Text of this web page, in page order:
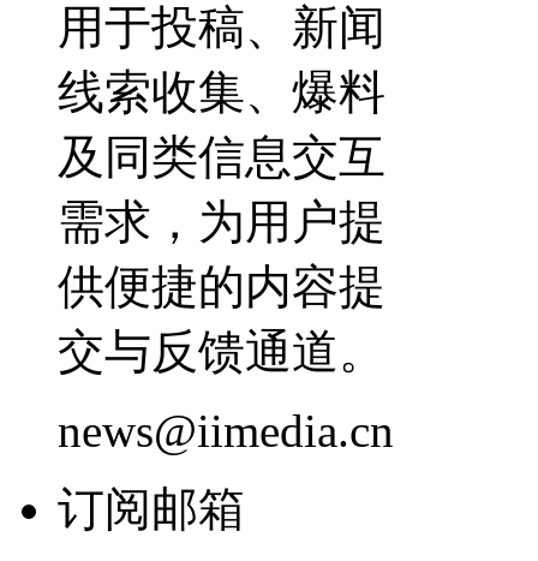
用于投稿、新闻
线索收集、爆料
及同类信息交互
需求，为用户提
供便捷的内容提
交与反馈通道。
news@iimedia.cn
订阅邮箱